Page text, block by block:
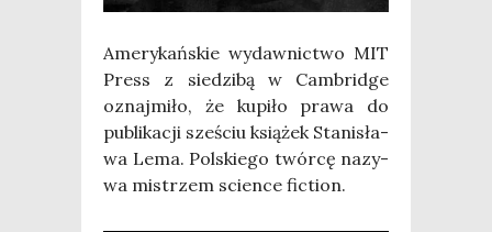
Ame­ry­kań­skie wydaw­nic­two MIT
Press z sie­dzi­bą w Cam­brid­ge
oznaj­mi­ło, że kupi­ło pra­wa do
publi­ka­cji sze­ściu ksią­żek Sta­ni­sła­
wa Lema. Pol­skie­go twór­cę nazy­
wa mistrzem scien­ce fic­tion.